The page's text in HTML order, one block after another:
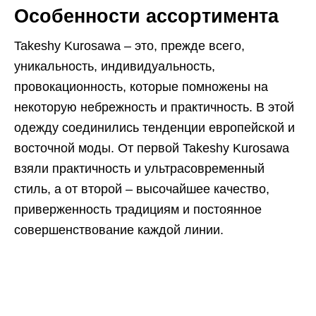
Особенности ассортимента
Takeshy Kurosawa – это, прежде всего,
уникальность, индивидуальность,
провокационность, которые помножены на
некоторую небрежность и практичность. В этой
одежду соединились тенденции европейской и
восточной моды. От первой Takeshy Kurosawa
взяли практичность и ультрасовременный
стиль, а от второй – высочайшее качество,
приверженность традициям и постоянное
совершенствование каждой линии.